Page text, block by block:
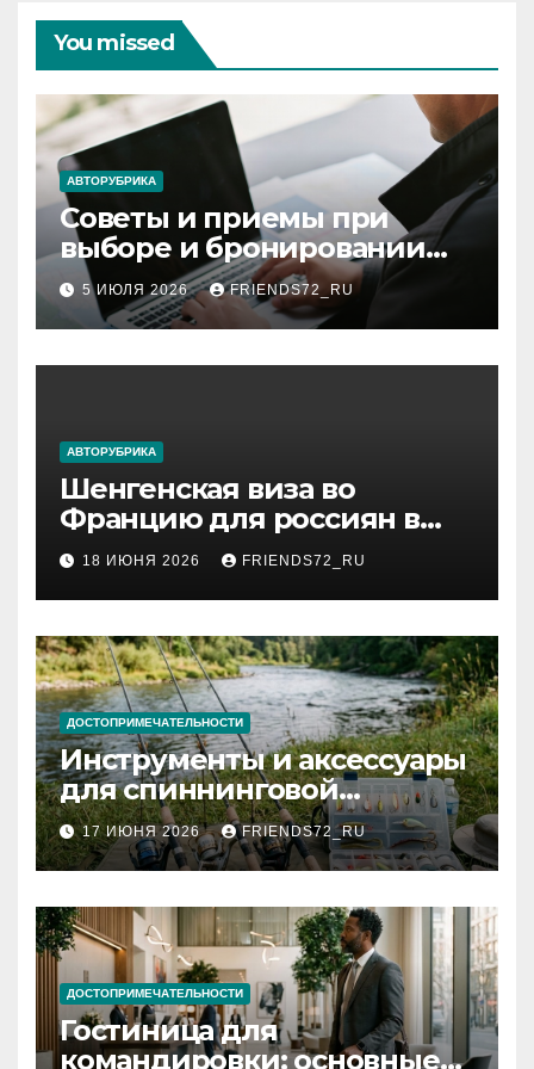
You missed
АВТОРУБРИКА
Советы и приемы при
выборе и бронировании
авиабилетов
5 ИЮЛЯ 2026 FRIENDS72_RU
АВТОРУБРИКА
Шенгенская виза во
Францию для россиян в
2026 году: сроки от 3 дней
и список необходимых
документов
18 ИЮНЯ 2026 FRIENDS72_RU
ДОСТОПРИМЕЧАТЕЛЬНОСТИ
Инструменты и аксессуары
для спиннинговой
рыбалки: назначение и
типы
17 ИЮНЯ 2026 FRIENDS72_RU
ДОСТОПРИМЕЧАТЕЛЬНОСТИ
Гостиница для
командировки: основные